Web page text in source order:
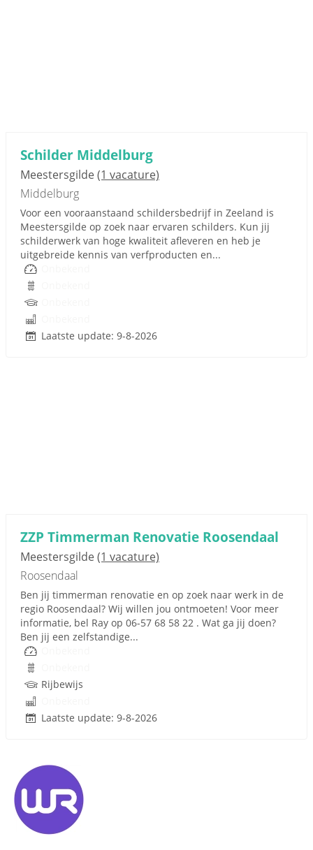
Schilder Middelburg
Meestersgilde(1 vacature)
Middelburg
Voor een vooraanstaand schildersbedrijf in Zeeland is
Meestersgilde op zoek naar ervaren schilders. Kun jij
schilderwerk van hoge kwaliteit afleveren en heb je
uitgebreide kennis van verfproducten en...
Laatste update: 9-8-2026
ZZP Timmerman Renovatie Roosendaal
Meestersgilde(1 vacature)
Roosendaal
Ben jij timmerman renovatie en op zoek naar werk in de
regio Roosendaal? Wij willen jou ontmoeten! Voor meer
informatie, bel Ray op 06-57 68 58 22 . Wat ga jij doen?
Ben jij een zelfstandige...
Rijbewijs
Laatste update: 9-8-2026